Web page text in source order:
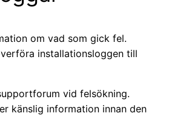
om vad som gick fel.
installationsloggen till
vid felsökning.
känslig information innan den